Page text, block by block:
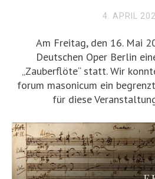
4. APRIL
Am Freitag, den 16. Mai
Deutschen Oper Berlin
„Zauberflöte“ statt. Wir
forum masonicum ein
für diese